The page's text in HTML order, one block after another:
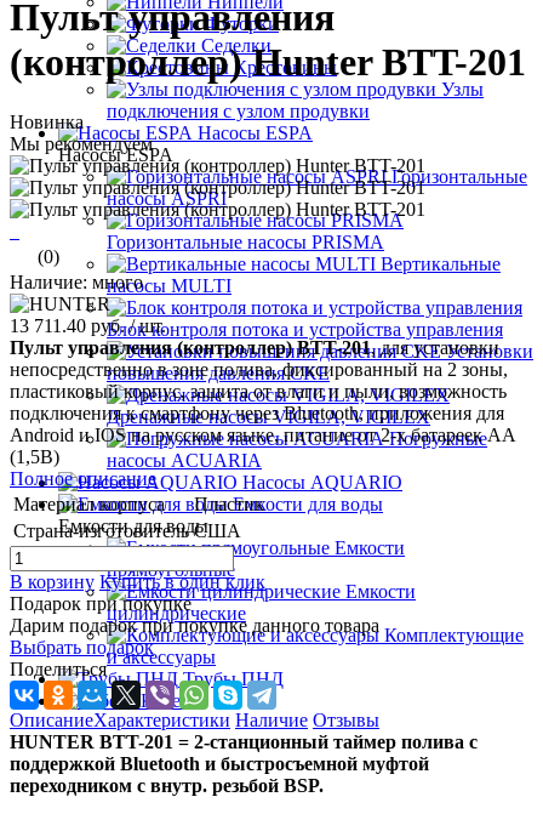
Футорки
Седелки
Крестовины
Узлы
подключения с узлом продувки
Насосы ESPA
Насосы ESPA
Горизонтальные
насосы ASPRI
Горизонтальные насосы PRISMA
Вертикальные
насосы MULTI
Блок контроля потока и устройства управления
Установки
повышения давления CKE
Дренажные насосы VIGILA, VIGILEX
Погружные
насосы ACUARIA
Насосы AQUARIO
Емкости для воды
Емкости для воды
Емкости
прямоугольные
Емкости
цилиндрические
Комплектующие
и аксессуары
Трубы ПНД
Кабель
Пульт управления
(контроллер) Hunter BTT-201
Новинка
Мы рекомендуем
(0)
Наличие: много
13 711.40 руб./ шт.
Пульт управления (контроллер) BTT-201, для установки
непосредственно в зоне полива, фиксированный на 2 зоны,
пластиковый корпус, защита от влаги и пыли, возможность
подключения к смартфону через Bluetooth, приложения для
Android и IOS на русском языке, питание от 2-х батареек АА
(1,5В)
Полное описание
Материал корпуса
Пластик
Страна-изготовитель США
В корзину Купить в один клик
Подарок при покупке
Дарим подарок при покупке данного товара
Выбрать подарок
Поделиться
ОписаниеХарактеристики Наличие Отзывы
HUNTER BTT-201 = 2-станционный таймер полива с
поддержкой Bluetooth и быстросъемной муфтой
переходником с внутр. резьбой BSP.